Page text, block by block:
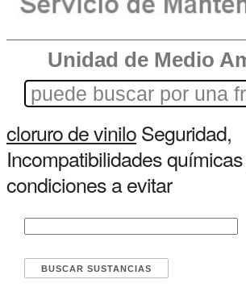
Unidad de Medio
cloruro de viniloSeguridad,
Incompatibilidades
condiciones a evitar